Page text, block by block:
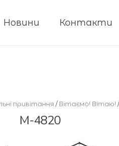
Новини Контакти
привітання / Вітаємо! Вітаю!
М-4820